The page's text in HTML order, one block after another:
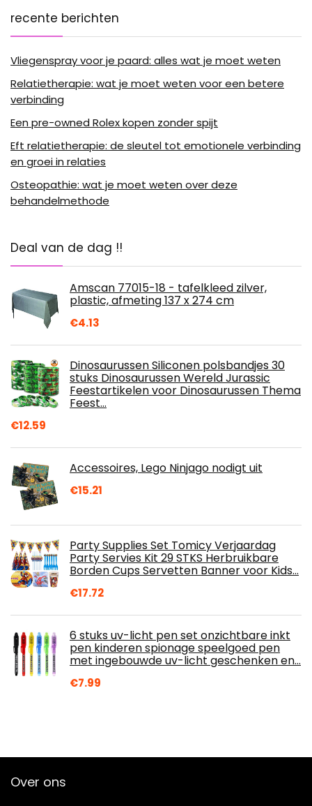
recente berichten
Vliegenspray voor je paard: alles wat je moet weten
Relatietherapie: wat je moet weten voor een betere
verbinding
Een pre-owned Rolex kopen zonder spijt
Eft relatietherapie: de sleutel tot emotionele verbinding
en groei in relaties
Osteopathie: wat je moet weten over deze
behandelmethode
Deal van de dag !!
Amscan 77015-18 - tafelkleed zilver,
plastic, afmeting 137 x 274 cm
€4.13
Dinosaurussen Siliconen polsbandjes 30
stuks Dinosaurussen Wereld Jurassic
Feestartikelen voor Dinosaurussen Thema
Feest…
€12.59
Accessoires, Lego Ninjago nodigt uit
€15.21
Party Supplies Set Tomicy Verjaardag
Party Servies Kit 29 STKS Herbruikbare
Borden Cups Servetten Banner voor Kids…
€17.72
6 stuks uv-licht pen set onzichtbare inkt
pen kinderen spionage speelgoed pen
met ingebouwde uv-licht geschenken en…
€7.99
Over ons